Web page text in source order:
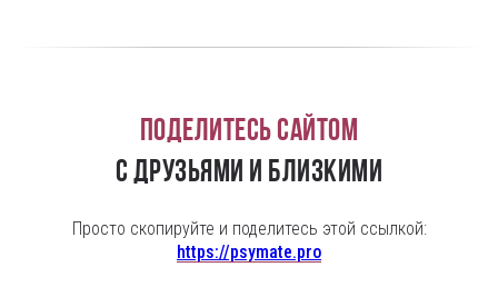
Поделитесь сайтом
с друзьями и близкими
Просто скопируйте и поделитесь этой ссылкой:
https://psymate.pro